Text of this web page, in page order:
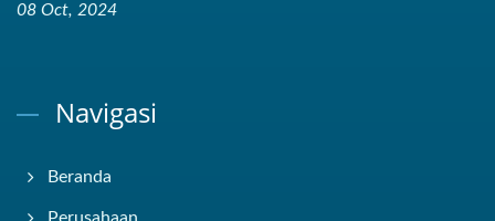
08 Oct, 2024
Navigasi
Beranda